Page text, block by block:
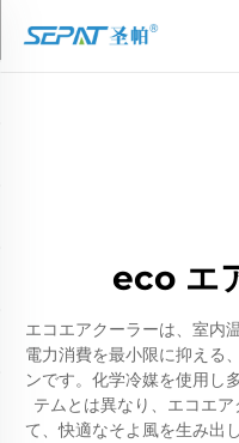
eco エ
エコエアクーラーは、室内
電力消費を最小限に抑える
ンです。化学冷媒を使用し
テムとは異なり、エコエ
て、快適なそよ風を生み出